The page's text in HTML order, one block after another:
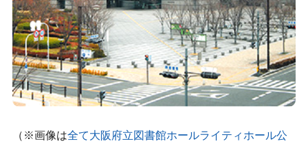
（※画像は全て大阪府立図書館ホールライティホール公